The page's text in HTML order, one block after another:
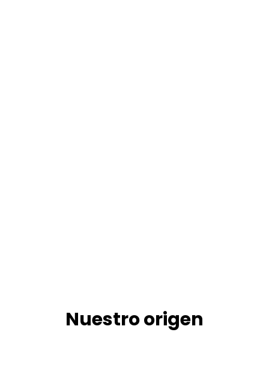
Nuestro origen